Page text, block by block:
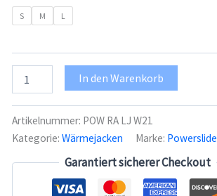
S M L
Race
Longsleeve
Jersey
In den Warenkorb
Artikelnummer: POW RA LJ W21
Kategorie: Wärmejacken Marke: Powerslide
Garantiert sicherer Checkout